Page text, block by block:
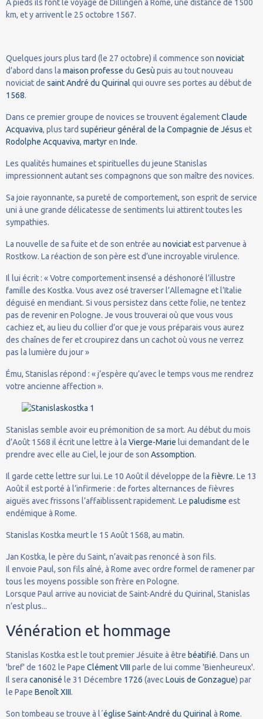
À pieds ils font le voyage de Dillingen à Rome, une distance de 1500
km, et y arrivent le 25 octobre 1567.
Quelques jours plus tard (le 27 octobre) il commence son noviciat
d’abord dans la maison professe du Gesù puis au tout nouveau
noviciat de saint André du Quirinal qui ouvre ses portes au début de
1568.
Dans ce premier groupe de novices se trouvent égalementClaude
Acquaviva, plus tard supérieur général de la Compagnie de Jésus et
Rodolphe Acquaviva, martyren Inde.
Les qualités humaines et spirituelles du jeune Stanislas
impressionnent autant ses compagnons que son maître des novices.
Sa joie rayonnante, sa pureté de comportement, son esprit de service
uni à une grande délicatesse de sentiments lui attirent toutes les
sympathies.
La nouvelle de sa fuite et de son entrée au noviciatest parvenue à
Rostkow. La réaction de son père est d’une incroyable virulence.
Il lui écrit : « Votre comportement insensé a déshonoré l’illustre
famille des Kostka. Vous avez osé traverser l’Allemagne et l’Italie
déguisé en mendiant. Si vous persistez dans cette folie, ne tentez
pas de revenir en Pologne. Je vous trouverai où que vous vous
cachiez et, au lieu du collier d’or que je vous préparais vous aurez
des chaînes de fer et croupirez dans un cachot où vous ne verrez
pas la lumière du jour »
Ému, Stanislas répond : « j’espère qu’avec le temps vous me rendrez
votre ancienne affection ».
Stanislas semble avoir eu prémonition de sa mort. Au début du mois
d’Août 1568 il écrit une lettre à la Vierge-Marie lui demandant de le
prendre avec elle au Ciel, le jour de son Assomption.
Il garde cette lettre sur lui. Le 10 Août il développe de la fièvre. Le 13
Août il est porté à l’infirmerie : de fortes alternances de fièvres
aiguës avec frissons l’affaiblissent rapidement. Le paludisme est
endémique à Rome.
Stanislas Kostka meurt le 15 Août 1568, au matin.
Jan Kostka, le père du Saint, n’avait pas renoncé à son fils.
Il envoie Paul, son fils aîné, à Rome avec ordre formel de ramener par
tous les moyens possible son frère en Pologne.
Lorsque Paul arrive au noviciat de Saint-André du Quirinal, Stanislas
n’est plus...
Vénération et hommage
Stanislas Kostka est le tout premier Jésuite à être béatifié. Dans un
'bref' de 1602 le Pape Clément VIII parle de lui comme 'Bienheureux'.
Il sera canonisé le 31 Décembre 1726 (avec Louis de Gonzague) par
le Pape Benoît XIII.
Son tombeau se trouve à l´église Saint-André du Quirinal à Rome.